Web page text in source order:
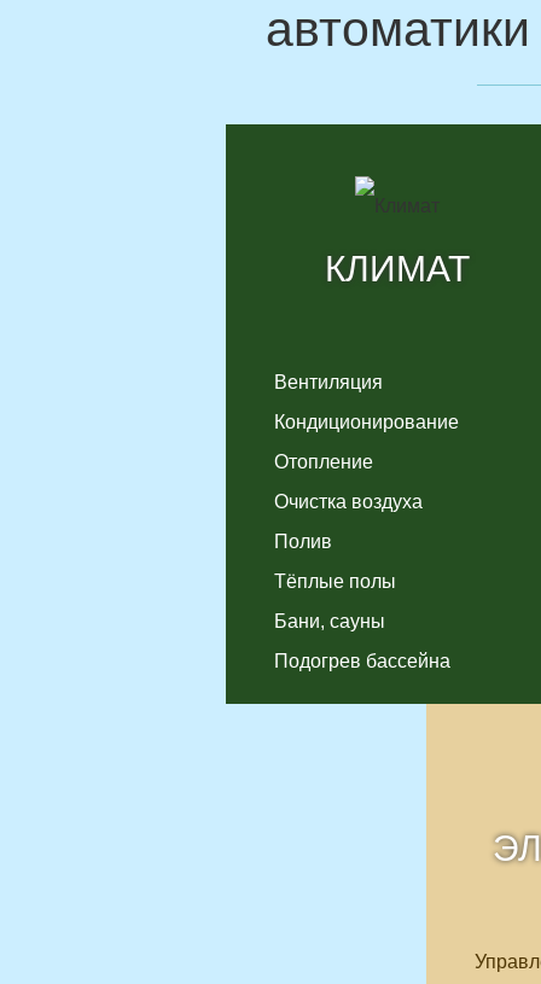
КЛИМАТ
Вентиляция
Кондиционирование
Отопление
Очистка воздуха
Полив
Тёплые полы
Бани, сауны
Подогрев бассейна